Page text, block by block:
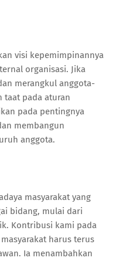
visi kepemimpinannya
organisasi. Jika
merangkul anggota-
taat pada aturan
pada pentingnya
membangun
anggota.
masyarakat yang
bidang, mulai dari
Kontribusi kami pada
harus terus
Ia menambahkan